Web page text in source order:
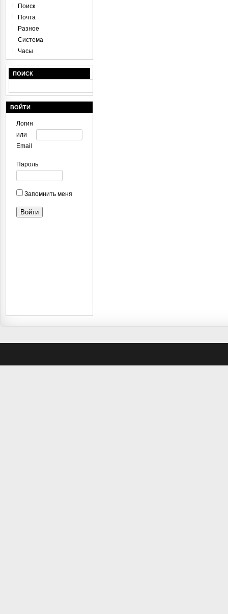
Поиск
Почта
Разное
Система
Часы
ПОИСК
ВОЙТИ
Логин
или
Email
Пароль
Запомнить меня